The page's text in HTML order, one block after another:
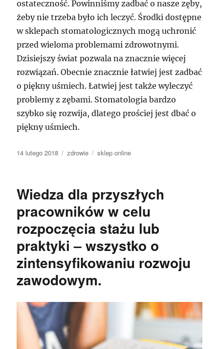
ostateczność. Powinniśmy zadbać o nasze zęby,
żeby nie trzeba było ich leczyć. Środki dostępne
w sklepach stomatologicznych mogą uchronić
przed wieloma problemami zdrowotnymi.
Dzisiejszy świat pozwala na znacznie więcej
rozwiązań. Obecnie znacznie łatwiej jest zadbać
o piękny uśmiech. Łatwiej jest także wyleczyć
problemy z zębami. Stomatologia bardzo
szybko się rozwija, dlatego prościej jest dbać o
piękny uśmiech.
Data
14 lutego 2018 Kategorie
zdrowie Tagi
sklep online
Wiedza dla przyszłych
pracowników w celu
rozpoczęcia stażu lub
praktyki – wszystko o
zintensyfikowaniu rozwoju
zawodowym.